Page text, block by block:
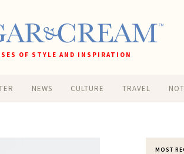
OF STYLE AND INSPIRATION
NEWS CULTURE TRAVEL
MOST